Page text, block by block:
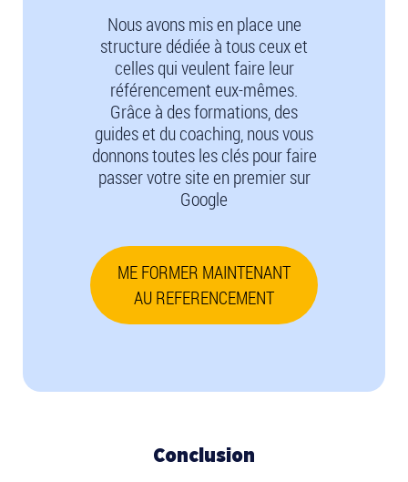
Nous avons mis en place une
structure dédiée à tous ceux et
celles qui veulent faire leur
référencement eux-mêmes.
Grâce à des formations, des
guides et du coaching, nous vous
donnons toutes les clés pour faire
passer votre site en premier sur
Google
ME FORMER MAINTENANT
AU REFERENCEMENT
Conclusion